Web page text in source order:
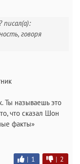
писал(а):
говоря
Ты называешь это
что сказал Шон
факты»
| 1 | 2